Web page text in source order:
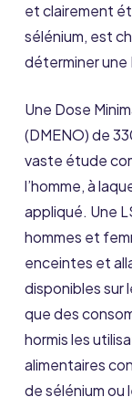
et clairement
sélénium, est
déterminer une
Une Dose
(DMENO) de
vaste étude
l’homme, à
appliqué. Une
hommes et
enceintes et
disponibles sur
que des
hormis les
alimentaires
de sélénium ou